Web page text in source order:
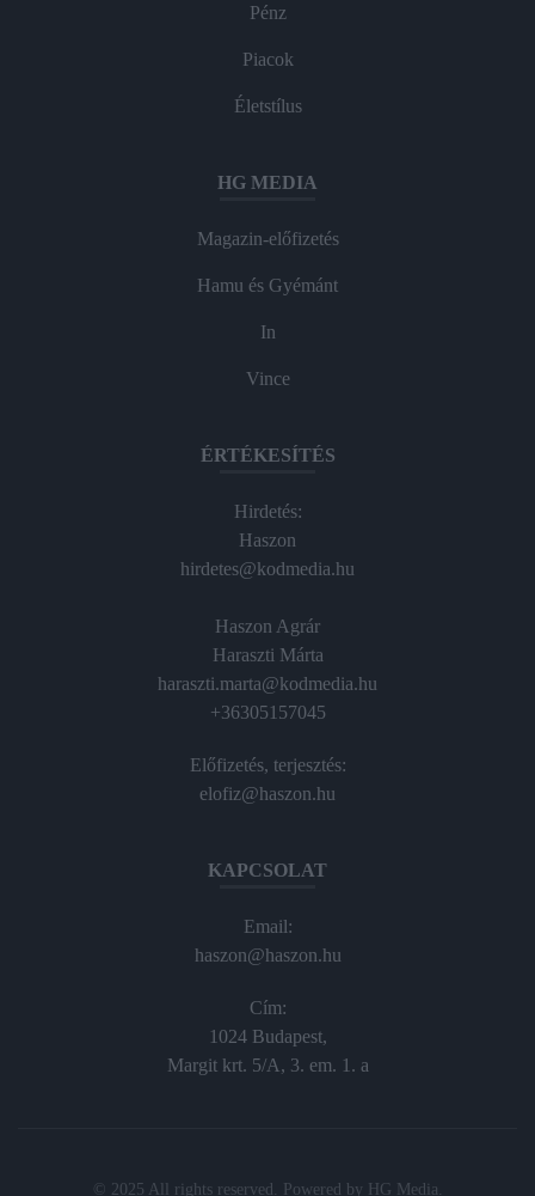
Pénz
Piacok
Életstílus
HG MEDIA
Magazin-előfizetés
Hamu és Gyémánt
In
Vince
ÉRTÉKESÍTÉS
Hirdetés:
Haszon
hirdetes@kodmedia.hu
Haszon Agrár
Haraszti Márta
haraszti.marta@kodmedia.hu
+36305157045
Előfizetés, terjesztés:
elofiz@haszon.hu
KAPCSOLAT
Email:
haszon@haszon.hu
Cím:
1024 Budapest,
Margit krt. 5/A, 3. em. 1. a
© 2025 All rights reserved. Powered by HG Media